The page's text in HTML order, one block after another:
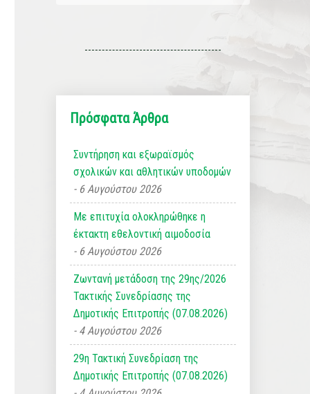
Πρόσφατα Άρθρα
Συντήρηση και εξωραϊσμός
σχολικών και αθλητικών υποδομών
6 Αυγούστου 2026
Με επιτυχία ολοκληρώθηκε η
έκτακτη εθελοντική αιμοδοσία
6 Αυγούστου 2026
Ζωντανή μετάδοση της 29ης/2026
Τακτικής Συνεδρίασης της
Δημοτικής Επιτροπής (07.08.2026)
4 Αυγούστου 2026
29η Τακτική Συνεδρίαση της
Δημοτικής Επιτροπής (07.08.2026)